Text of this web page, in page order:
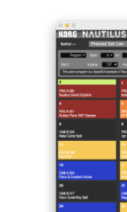
Social Media
Über KORG